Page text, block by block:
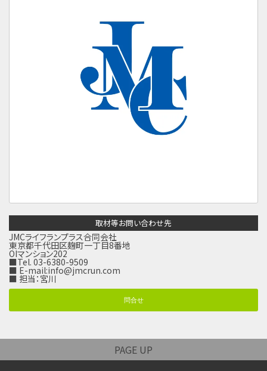
取材等お問い合わせ先
JMCライフランプラス合同会社
東京都千代田区麹町一丁目8番地
OIマンション202
■Tel. 03-6380-9509
■ E-mail:info@jmcrun.com
■ 担当：宮川
問合せ
PAGE UP